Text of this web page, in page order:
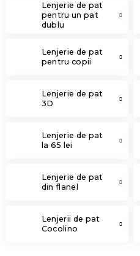
Lenjerie de pat
pentru un pat
dublu
Lenjerie de pat
pentru copii
Lenjerie de pat
3D
Lenjerie de pat
la 65 lei
Lenjerie de pat
din flanel
Lenjerii de pat
Cocolino